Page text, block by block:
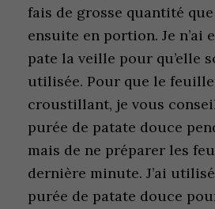
fais de grosse quantité
ensuite en portion. Je n’ai
pate la veille pour qu’elle
utilisée. Pour que le
croustillant, je vous
purée de patate douce
mais de ne préparer les
dernière minute. J’ai
purée de patate douce